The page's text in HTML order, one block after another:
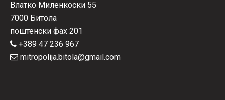
Влатко Миленкоски 55
7000 Битола
поштенски фах 201
+389 47 236 967
mitropolija.bitola@gmail.com